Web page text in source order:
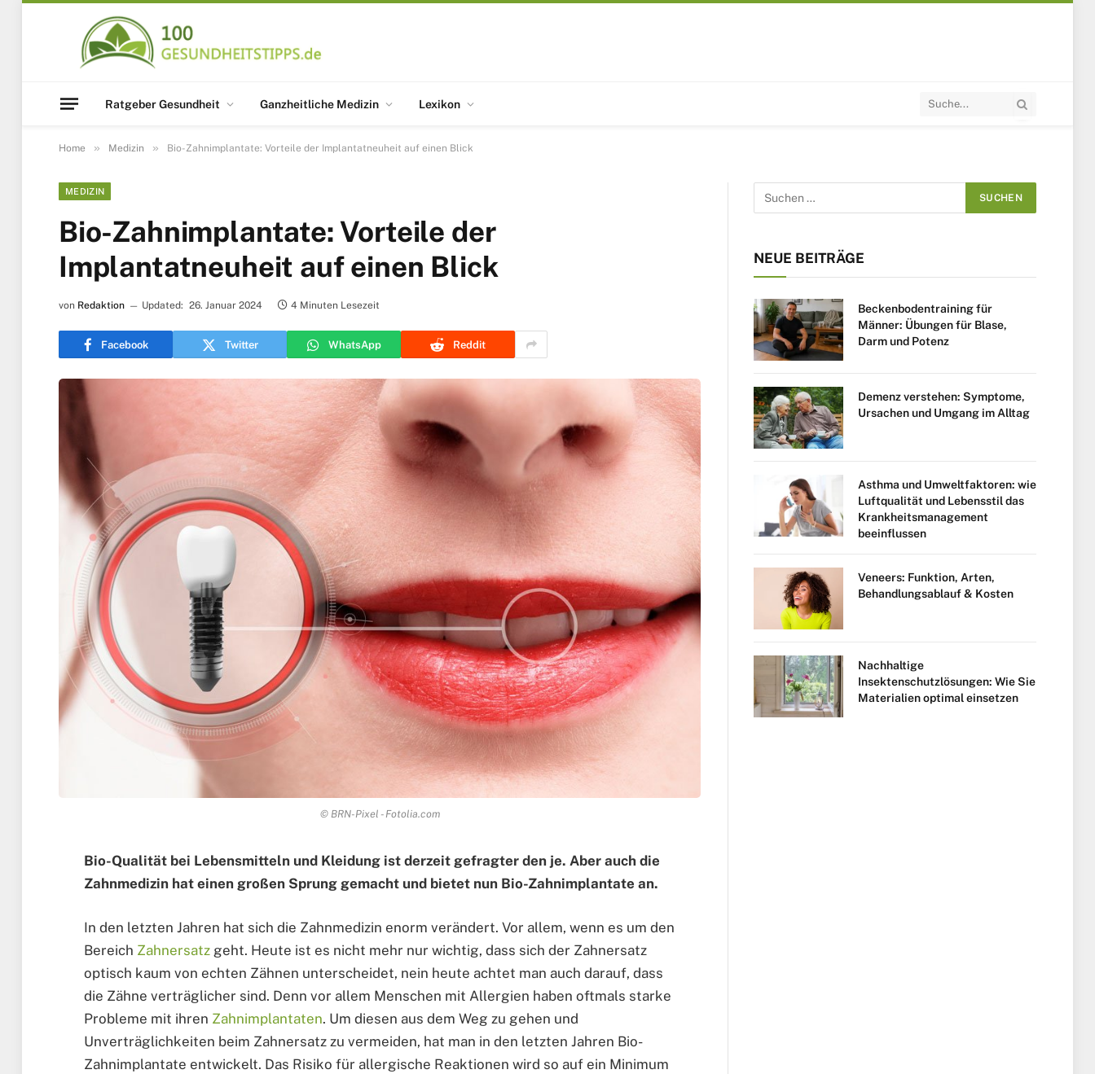
Ratgeber Gesundheit Ganzheitliche Medizin Lexikon
Home » Medizin » Bio-Zahnimplantate: Vorteile der Implantatneuheit auf einen Blick
MEDIZIN
Bio-Zahnimplantate: Vorteile der
Implantatneuheit auf einen Blick
von Redaktion Updated: 26. Januar 2024 4 Minuten Lesezeit
Facebook Twitter WhatsApp Reddit
© BRN-Pixel - Fotolia.com
Bio-Qualität bei Lebensmitteln und Kleidung ist derzeit gefragter den je. Aber auch die
Zahnmedizin hat einen großen Sprung gemacht und bietet nun Bio-Zahnimplantate an.
In den letzten Jahren hat sich die Zahnmedizin enorm verändert. Vor allem, wenn es um den
Bereich Zahnersatz geht. Heute ist es nicht mehr nur wichtig, dass sich der Zahnersatz
optisch kaum von echten Zähnen unterscheidet, nein heute achtet man auch darauf, dass
die Zähne verträglicher sind. Denn vor allem Menschen mit Allergien haben oftmals starke
Probleme mit ihren Zahnimplantaten. Um diesen aus dem Weg zu gehen und
Unverträglichkeiten beim Zahnersatz zu vermeiden, hat man in den letzten Jahren Bio-
Zahnimplantate entwickelt. Das Risiko für allergische Reaktionen wird so auf ein Minimum
NEUE BEITRÄGE
Beckenbodentraining für
Männer: Übungen für Blase,
Darm und Potenz
Demenz verstehen: Symptome,
Ursachen und Umgang im Alltag
Asthma und Umweltfaktoren: wie
Luftqualität und Lebensstil das
Krankheitsmanagement
beeinflussen
Veneers: Funktion, Arten,
Behandlungsablauf & Kosten
Nachhaltige
Insektenschutzlösungen: Wie Sie
Materialien optimal einsetzen